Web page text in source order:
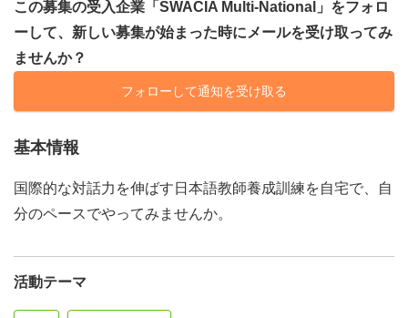
この募集の受入企業「SWACIA Multi-National」をフォロ
ーして、新しい募集が始まった時にメールを受け取ってみ
ませんか？
フォローして通知を受け取る
基本情報
国際的な対話力を伸ばす日本語教師養成訓練を自宅で、自
分のペースでやってみませんか。
活動テーマ